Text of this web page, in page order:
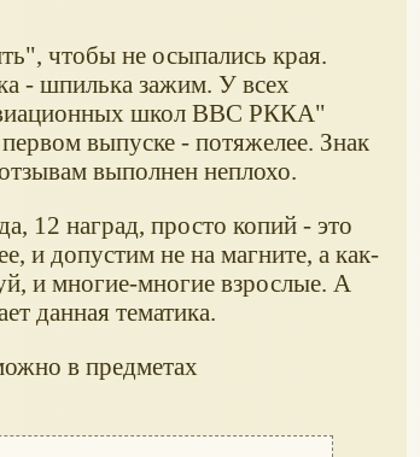
чтобы не осыпались края.
- шпилька зажим. У всех
школ ВВС РККА"
выпуске - потяжелее. Знак
выполнен неплохо.
12 наград, просто копий - это
и допустим не на магните, а как-
и многие-многие взрослые. А
данная тематика.
в предметах